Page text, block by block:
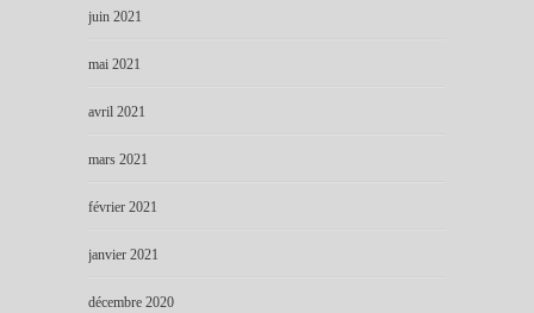
juin 2021
mai 2021
avril 2021
mars 2021
février 2021
janvier 2021
décembre 2020